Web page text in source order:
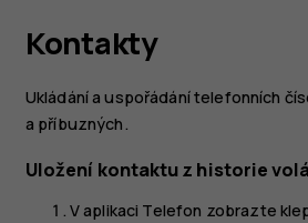
k telefonu
Nokia 6
Kontakty
Ukládání a uspořádání telefonních
a příbuzných.
Uložení kontaktu z historie
V aplikaci Telefon zobrazte